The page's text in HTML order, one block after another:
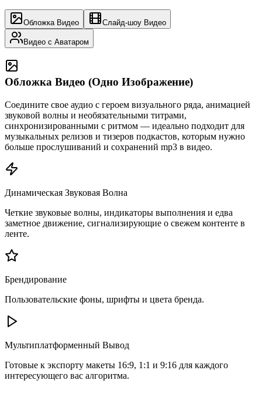
Обложка Видео Слайд-шоу Видео
Видео с Аватаром
Обложка Видео (Одно Изображение)
Соедините свое аудио с героем визуального ряда, анимацией
звуковой волны и необязательными титрами,
синхронизированными с ритмом — идеально подходит для
музыкальных релизов и тизеров подкастов, которым нужно
больше прослушиваний и сохранений mp3 в видео.
Динамическая Звуковая Волна
Четкие звуковые волны, индикаторы выполнения и едва
заметное движение, сигнализирующие о свежем контенте в
ленте.
Брендирование
Пользовательские фоны, шрифты и цвета бренда.
Мультиплатформенный Вывод
Готовые к экспорту макеты 16:9, 1:1 и 9:16 для каждого
интересующего вас алгоритма.